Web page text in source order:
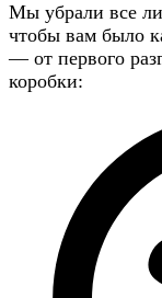
Мы убрали все
чтобы вам было
— от первого
коробки: